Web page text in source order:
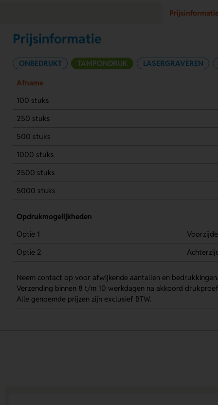
Prijsinformatie
ONBEDRUKT TAMPONDRUK LASERGRAVEREN
Afname
100 stuks
250 stuks
500 stuks
1000 stuks
2500 stuks
5000 stuks
Opdrukmogelijkheden
Optie 1
Voorzijde
Optie 2
Neem contact op voor afwijkende aantallen en bedrukkingen.
Verzending binnen 8 t/m 10 werkdagen na akkoord
Alle genoemde prijzen zijn exclusief BTW.